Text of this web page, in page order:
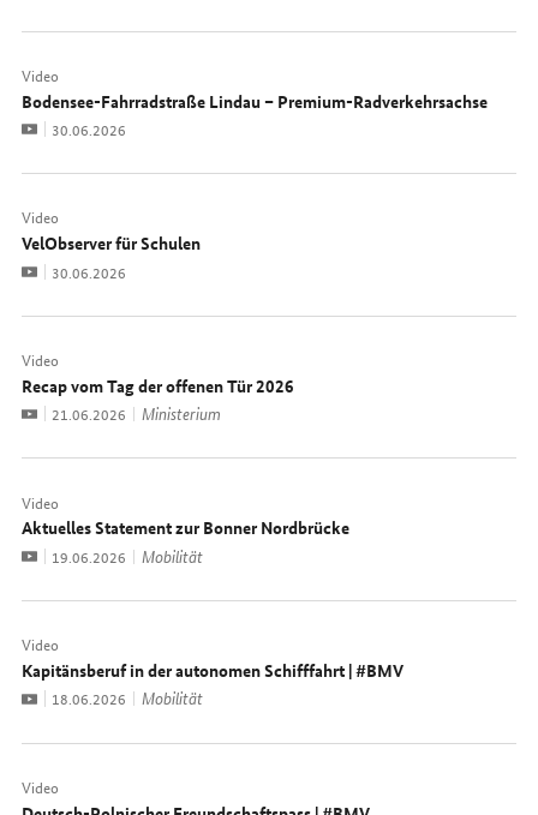
Video
Bodensee-Fahrradstraße Lindau – Premium-Radverkehrsachse
VideoDatum:
30.06.2026
Video
VelObserver für Schulen
VideoDatum:
30.06.2026
Video
Recap vom Tag der offenen Tür 2026
VideoDatum:
21.06.2026 Ministerium
Video
Aktuelles Statement zur Bonner Nordbrücke
VideoDatum:
19.06.2026 Mobilität
Video
Kapitänsberuf in der autonomen Schifffahrt | #BMV
VideoDatum:
18.06.2026 Mobilität
Video